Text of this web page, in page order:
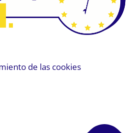
de las cookies